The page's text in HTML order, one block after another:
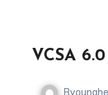
VCSA